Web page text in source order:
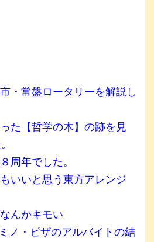
・常盤ロータリーを解説し
た【哲学の木】の跡を見
周年でした。
いいと思う東方アレンジ
んかキモい
ノ・ピザのアルバイトの結